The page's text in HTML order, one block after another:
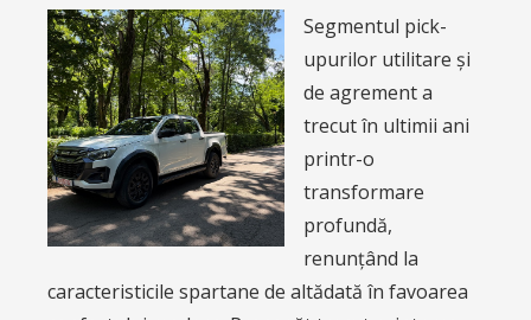
Segmentul pick-
upurilor utilitare și
de agrement a
trecut în ultimii ani
printr-o
transformare
profundă,
renunțând la
caracteristicile spartane de altădată în favoarea